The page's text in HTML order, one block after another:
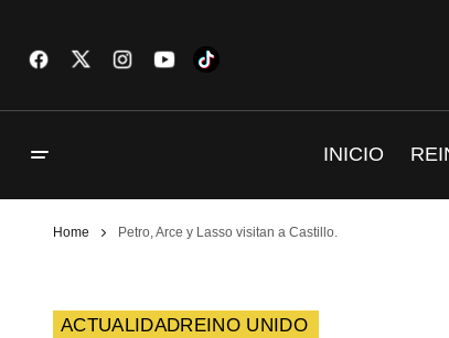
INICIO
Home Petro, Arce y Lasso visitan a Castillo.
ACTUALIDADREINO UNIDO